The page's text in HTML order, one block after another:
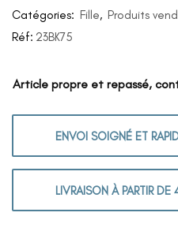
Catégories: Fille, Produits
Réf: 23BK75
Article propre et repassé,
ENVOI SOIGNÉ ET
LIVRAISON À PARTIR